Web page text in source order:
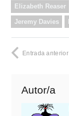
Elizabeth Reaser
Jeremy Davies
Entrada anterior
Autor/a